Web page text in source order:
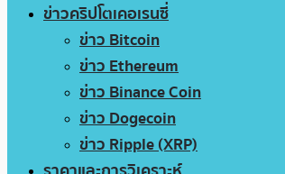
ข่าวคริปโตเคอเรนซี่
ข่าว Bitcoin
ข่าว Ethereum
ข่าว Binance Coin
ข่าว Dogecoin
ข่าว Ripple (XRP)